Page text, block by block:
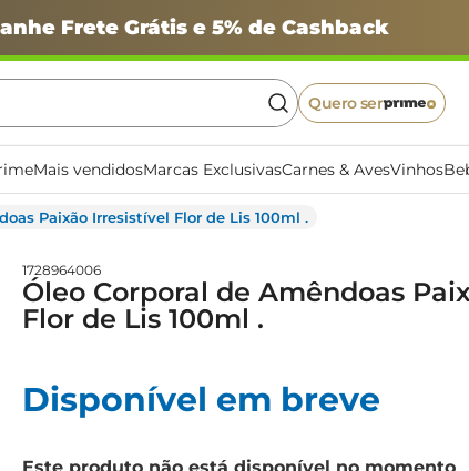
Frete Grátis e 5% de Cashback
Quero ser
Mais vendidosMarcas ExclusivasCarnes & AvesVinhos
Paixão Irresistível Flor de Lis 100ml .
1728964006
Óleo Corporal de Amêndoas
Flor de Lis 100ml .
Disponível em breve